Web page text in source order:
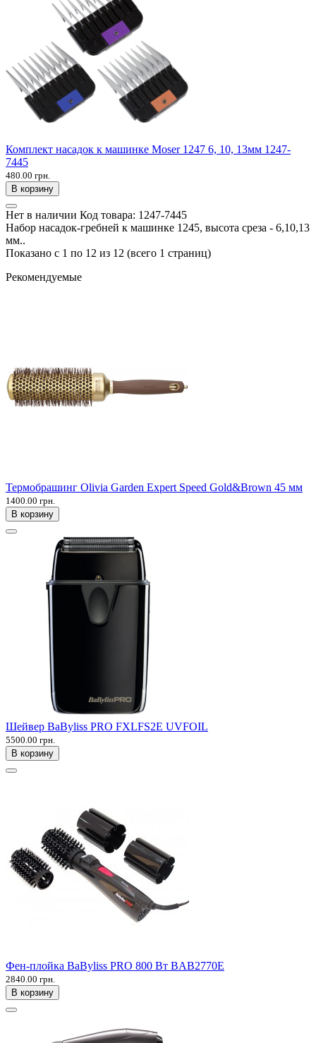
Комплект насадок к машинке Moser 1247 6, 10, 13мм 1247-
7445
480.00 грн.
В корзину
Нет в наличии Код товара: 1247-7445
Набор насадок-гребней к машинке 1245, высота среза - 6,10,13
мм..
Показано с 1 по 12 из 12 (всего 1 страниц)
Рекомендуемые
Термобрашинг Olivia Garden Expert Speed Gold&Brown 45 мм
1400.00 грн.
В корзину
Шейвер BaByliss PRO FXLFS2E UVFOIL
5500.00 грн.
В корзину
Фен-плойка BaByliss PRO 800 Вт BAB2770E
2840.00 грн.
В корзину